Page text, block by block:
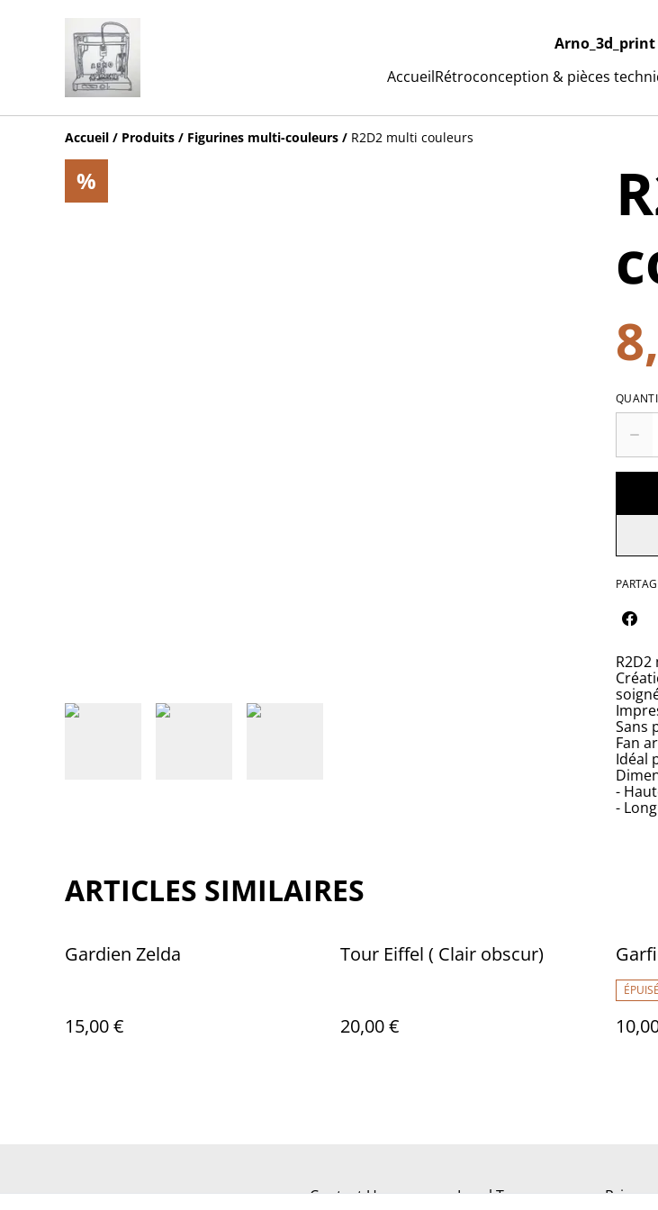
Arno_3d_print
AccueilRétroconception & pièces
Accueil / Produits / Figurines multi-couleurs / R2D2 multi couleurs
%
Sans
Fan
Idéal
-
-
ARTICLES SIMILAIRES
Gardien Zelda
15,00 €
Tour Eiffel ( Clair obscur)
20,00 €
ÉPUISÉ
Contact Us Legal Terms Privacy